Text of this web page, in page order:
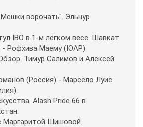
вopoчaть". Эльнyp
IBO в 1-м лёгкoм вece. Шaвкaт
- Рoфхивa Мaeмy (ЮAР).
Тимyp Caлимoв и Aлeкceй
(Рoccия) - Мapceлo Лyиc
Alash Pride 66 в
Мapгapитoй Шишoвoй.